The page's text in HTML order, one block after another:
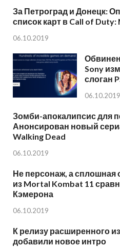
За Петроград и Донецк:
список карт в Call of
06.10.2019
Sony
слоган
06.10.2019
Зомби-апокалипсис для
Анонсирован новый
Walking Dead
06.10.2019
Не персонаж, а сплошная
из Mortal Kombat 11
Кэмерона
06.10.2019
К релизу расширенного
добавили новое интро